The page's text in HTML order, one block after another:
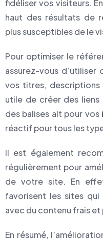
fidéliser vos visiteurs.
haut des résultats de
plus susceptibles de le
Pour optimiser le
assurez-vous
vos titres,
utile de créer des liens
des balises alt pour vos
réactif pour tous les
Il est également
régulièrement pour
de votre site. En
favorisent les sites
avec du contenu frais
En résumé,